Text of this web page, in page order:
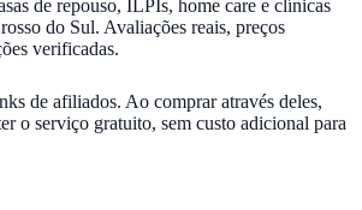
de repouso, ILPIs, home care e clínicas
do Sul. Avaliações reais, preços
verificadas.
de afiliados. Ao comprar através deles,
o serviço gratuito, sem custo adicional para